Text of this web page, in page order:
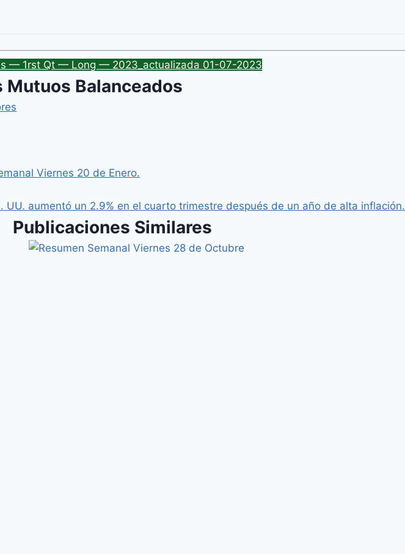
— 1rst Qt — Long — 2023_actualizada 01-07-2023
Mutuos Balanceados
Viernes 20 de Enero.
UU. aumentó un 2.9% en el cuarto trimestre después de un año de alta inflación.
Publicaciones Similares